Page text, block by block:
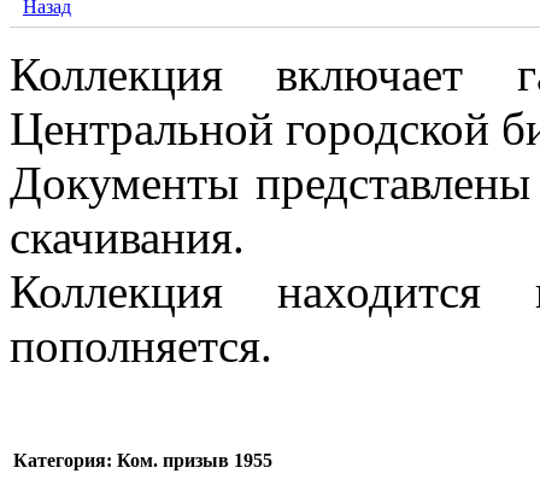
Назад
Коллекция
Центральной городской
Документы
скачивания.
Коллекция
пополняется.
Категория: Ком. призыв 1955